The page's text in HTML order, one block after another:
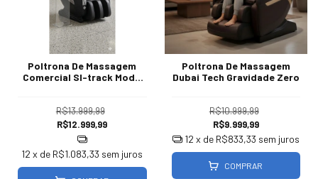
Poltrona De Massagem
Comercial Sl-track Modo
R$13.999,99
R$12.999,99
12 x de R$1.083,33 sem juros
Poltrona De Massagem
Dubai Tech Gravidade Zero
R$10.999,99
R$9.999,99
12 x de R$833,33 sem juros
COMPRAR